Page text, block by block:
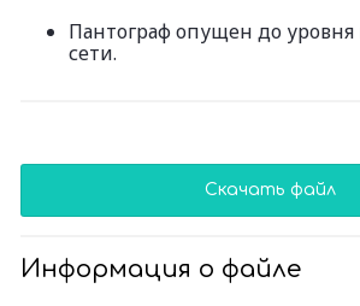
Пантограф опущен до уровня
сети.
Скачать файл
Информация о файле